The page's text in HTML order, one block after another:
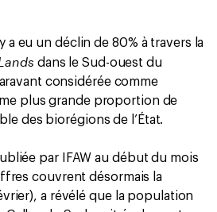
a eu un déclin de 80% à travers la
dans le Sud-ouest du
considérée comme
plus grande proportion de
des biorégions de l’État.
par IFAW au début du mois
couvrent désormais la
a révélé que la population